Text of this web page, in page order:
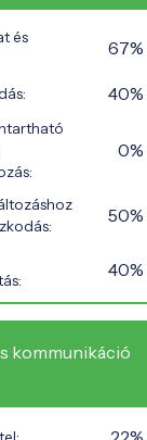
és
67%
40%
0%
50%
40%
kommunikáció